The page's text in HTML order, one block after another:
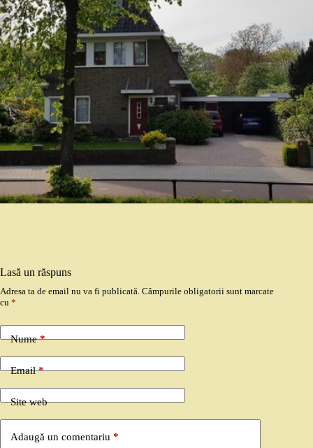
Lasă un răspuns
Adresa ta de email nu va fi publicată. Câmpurile obligatorii sunt marcate
cu *
Nume*
Email*
Site web
Adaugă un comentariu *